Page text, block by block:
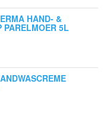
HAND- &
PARELMOER 5L